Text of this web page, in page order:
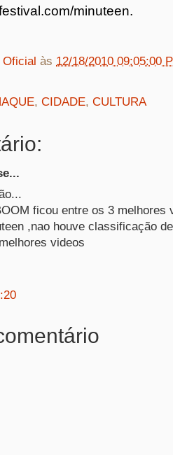
minuteen.
Oficial às 12/18/2010 09:05:00
, CIDADE, CULTURA
ficou entre os 3 melhores
,nao houve classificação
videos